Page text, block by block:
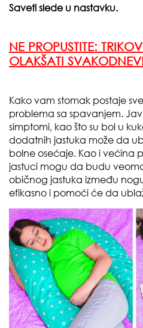
Saveti slede u nastavku.
NE PROPUSTITE:
OLAKŠATI
Kako vam stomak postaje
problema sa spavanjem.
simptomi, kao što su bol u
dodatnih jastuka može da
bolne osećaje. Kao i većina
jastuci mogu da budu
običnog jastuka između
efikasno i pomoći će da